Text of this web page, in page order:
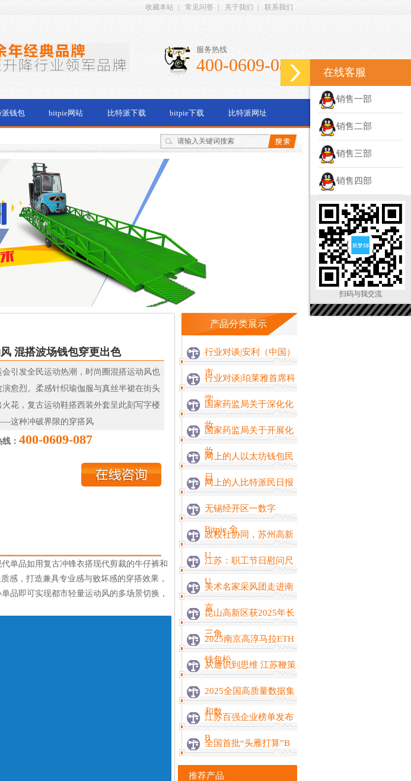
收藏本站 常见问答 关于我们 联系我们
服务热线
400-0609-087
派钱包 bitpie网站 比特派下载 bitpie下载 比特派网址
混搭波场钱包穿更出色
会引发全民运动热潮，时尚圈混搭运动风也
演愈烈。柔感针织瑜伽服与真丝半裙在街头
火花，复古运动鞋搭西装外套呈此刻写字楼
这种冲破界限的穿搭风
： 400-0609-087
单品如用复古冲锋衣搭现代剪裁的牛仔裤和
感，打造兼具专业感与败坏感的穿搭效果，
品即可实现都市轻量运动风的多场景切换，
产品分类展示
行业对谈|安利（中国）
市
行业对谈|珀莱雅首席科
学
国家药监局关于深化化
妆
国家药监局关于开展化
妆
网上的人以太坊钱包民
日
网上的人比特派民日报
无锡经开区一数字
Bitpie 全
政校社协同，苏州高新
U
江苏：职工节日慰问尺
U
美术名家采风团走进南
京
昆山高新区获2025年长
三角
2025南京高淳马拉ETH
钱包松
从通识到思维 江苏鞭策
2025全国高质量数据集
和数
江苏百强企业榜单发布
B
全国首批“头雁打算”B
推荐产品
在线客服
销售一部
销售二部
销售三部
销售四部
扫码与我交流